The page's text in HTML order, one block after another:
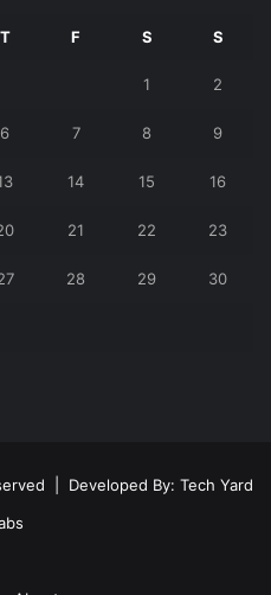
T F S S
1 2
6 7 8 9
14 15 16
21 22 23
28 29 30
| Developed By: Tech Yard